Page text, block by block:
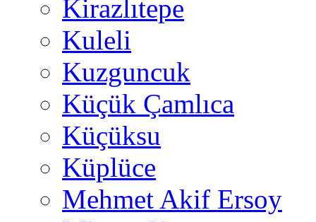
Kirazlıtepe
Kuleli
Kuzguncuk
Küçük Çamlıca
Küçüksu
Küplüce
Mehmet Akif Ersoy